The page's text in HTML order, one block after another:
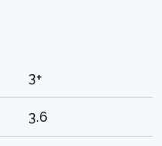
3+
3.6